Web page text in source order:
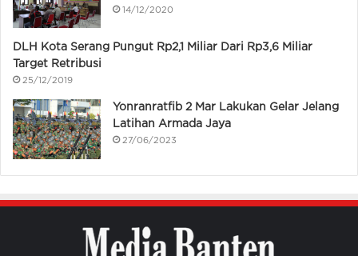
14/12/2020
DLH Kota Serang Pungut Rp2,1 Miliar Dari Rp3,6 Miliar
Target Retribusi
25/12/2019
Yonranratfib 2 Mar Lakukan Gelar Jelang
Latihan Armada Jaya
27/06/2023